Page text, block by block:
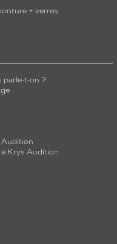
+ verres
parle-t-on ?
Audition
Krys Audition